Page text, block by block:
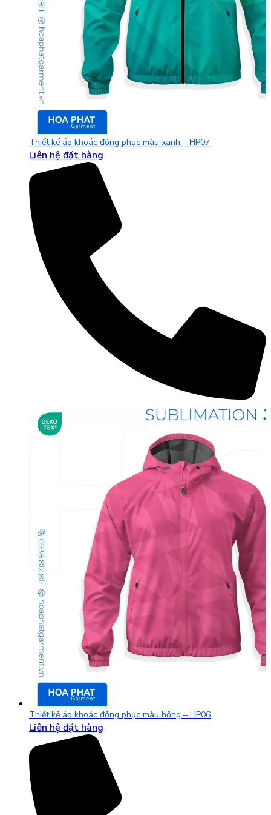
Thiết kế áo khoác đồng phục màu xanh – HP07
Liên hệ đặt hàng
Thiết kế áo khoác đồng phục màu hồng – HP06
Liên hệ đặt hàng